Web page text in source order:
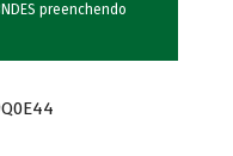
preenchendo